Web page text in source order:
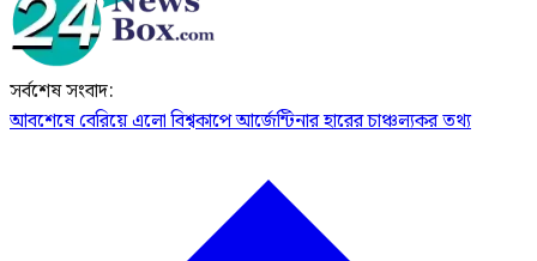
সর্বশেষ সংবাদ:
আবশেষে বেরিয়ে এলো বিশ্বকাপে আর্জেন্টিনার হারের চাঞ্চল্যকর তথ্য